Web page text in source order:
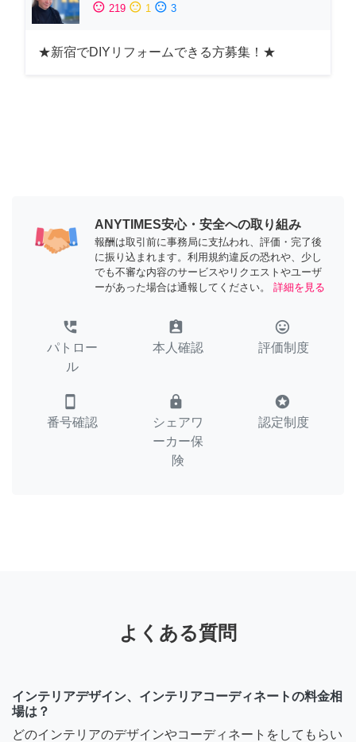
sentiment_satisfied 219 sentiment_neutral 1 sentiment_dissatisfied 3
★新宿でDIYリフォームできる方募集！★
ANYTIMES安心・安全への取り組み
報酬は取引前に事務局に支払われ、評価・完了後
に振り込まれます。利用規約違反の恐れや、少し
でも不審な内容のサービスやリクエストやユーザ
ーがあった場合は通報してください。
詳細を見る
perm_phone_msg
パトロー
ル
assignment_ind
本人確認
tag_faces
評価制度
smartphone
番号確認
lock
シェアワ
ーカー保
険
stars
認定制度
よくある質問
インテリアデザイン、インテリアコーディネートの料金相
場は？
どのインテリアのデザインやコーディネートをしてもらい